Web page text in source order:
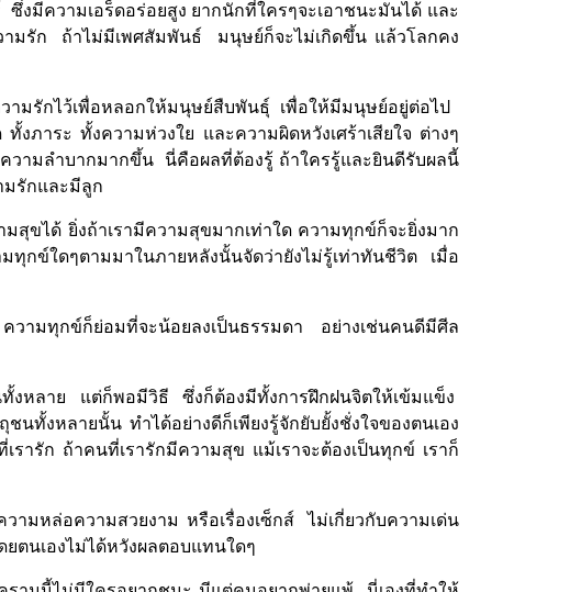
ซึ่งมีความเอร็ดอร่อยสูง ยากนักที่ใครๆจะเอาชนะมันได้ และ
ามรัก ถ้าไม่มีเพศสัมพันธ์
มนุษย์ก็จะไม่เกิดขึ้น แล้วโลกคง
ามรักไว้เพื่อหลอกให้มนุษย์สืบพันธุ์
เพื่อให้มีมนุษย์อยู่ต่อไป
ภาระ ทั้งความห่วงใย และความผิดหวังเศร้าเสียใจ ต่างๆ
วามลำบากมากขึ้น
นี่คือผลที่ต้องรู้ ถ้าใครรู้และยินดีรับผลนี้
มรักและมีลูก
สุขได้ ยิ่งถ้าเรามีความสุขมากเท่าใด ความทุกข์ก็จะยิ่งมาก
กข์ใดๆตามมาในภายหลังนั้นจัดว่ายังไม่รู้เท่าทันชีวิต เมื่อ
วามทุกข์ก็ย่อมที่จะน้อยลงเป็นธรรมดา อย่างเช่นคนดีมีศีล
งหลาย แต่ก็พอมีวิธี ซึ่งก็ต้องมีทั้งการฝึกฝนจิตให้เข้มแข็ง
ชนทั้งหลายนั้น ทำได้อย่างดีก็เพียงรู้จักยับยั้งชั่งใจของตนเอง
ารัก ถ้าคนที่เรารักมีความสุข แม้เราจะต้องเป็นทุกข์ เราก็
มหล่อความสวยงาม หรือเรื่องเซ็กส์ ไม่เกี่ยวกับความเด่น
ตนเองไม่ได้หวังผลตอบแทนใดๆ